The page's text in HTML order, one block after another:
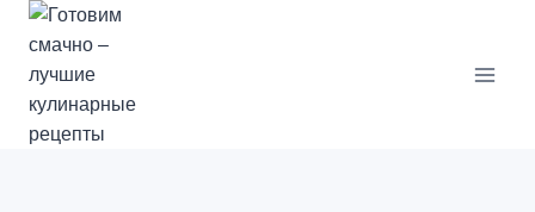
Перейти
содержимому